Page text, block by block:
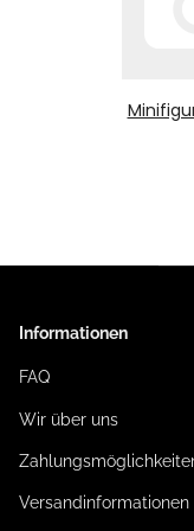
Informationen
FAQ
Wir über uns
Versandinformationen